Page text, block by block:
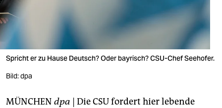
wahrheit
verlag
verlag
veranstaltungen
shop
Spricht er zu Hause Deutsch? Oder bayrisch? CSU-Chef Seehofer.
Bild: dpa
MÜNCHEN dpa | Die CSU fordert hier lebende